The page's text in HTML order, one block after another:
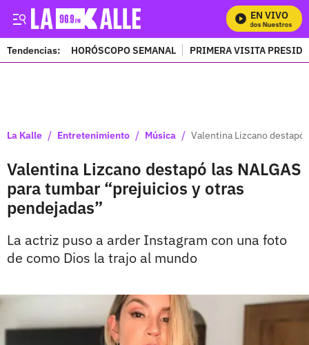
EN VIVO
Mira Todos Nuestros
Tendencias: HORÓSCOPO SEMANAL PRIMERA VISITA
La Kalle / Entretenimiento / Música / Valentina Lizcano destapó
Valentina Lizcano destapó las NALGAS
para tumbar “prejuicios y otras
pendejadas”
La actriz puso a arder Instagram con una foto
de como Dios la trajo al mundo